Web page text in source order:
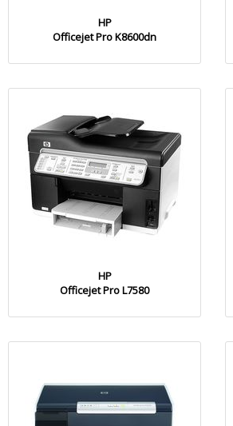
HP
Officejet Pro K8600dn
HP
Officejet Pro L7580